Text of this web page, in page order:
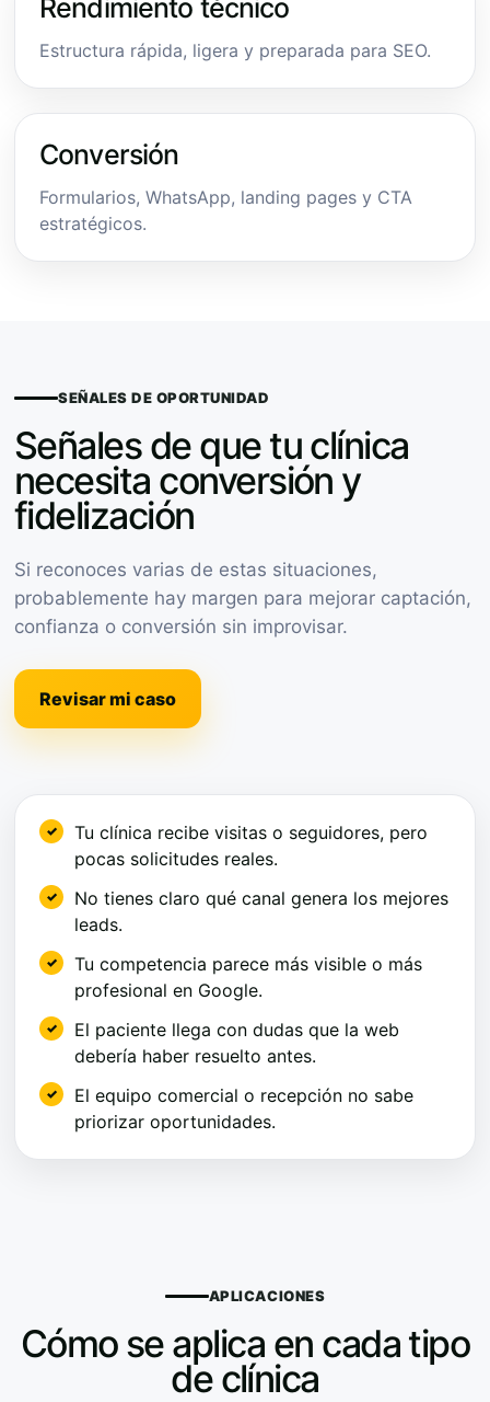
Rendimiento técnico
Estructura rápida, ligera y preparada para SEO.
Conversión
Formularios, WhatsApp, landing pages y CTA
estratégicos.
SEÑALES DE OPORTUNIDAD
Señales de que tu clínica
necesita conversión y
fidelización
Si reconoces varias de estas situaciones,
probablemente hay margen para mejorar captación,
confianza o conversión sin improvisar.
Revisar mi caso
Tu clínica recibe visitas o seguidores, pero
pocas solicitudes reales.
No tienes claro qué canal genera los mejores
leads.
Tu competencia parece más visible o más
profesional en Google.
El paciente llega con dudas que la web
debería haber resuelto antes.
El equipo comercial o recepción no sabe
priorizar oportunidades.
APLICACIONES
Cómo se aplica en cada tipo
de clínica